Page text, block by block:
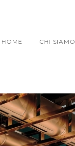
HOME CHI SIAMO